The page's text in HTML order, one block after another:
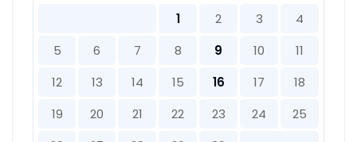
1
2 3
4
5
6 7 8 9 10
11
12
13 14 15 16 17
18
19
20 21 22 23 24
25